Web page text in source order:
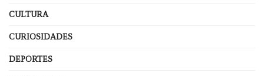
CULTURA
CURIOSIDADES
DEPORTES